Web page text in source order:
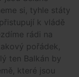
si, tyhle státy
k vládě
rádi na
pořádek,
ten Balkán by
které jsou